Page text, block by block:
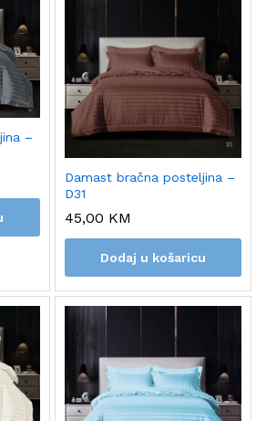
–
Damast bračna posteljina –
D31
45,00 KM
Dodaj u košaricu